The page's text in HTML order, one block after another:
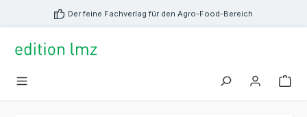
springen Der feine Fachverlag für den Agro-Food-Bereich